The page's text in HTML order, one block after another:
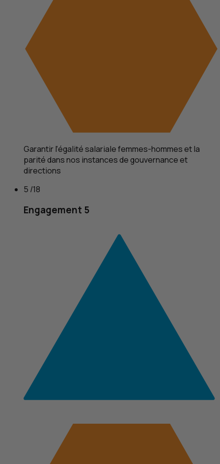
Garantir l’égalité salariale femmes-hommes et la
parité dans nos instances de gouvernance et
directions
5 /18
Engagement 5